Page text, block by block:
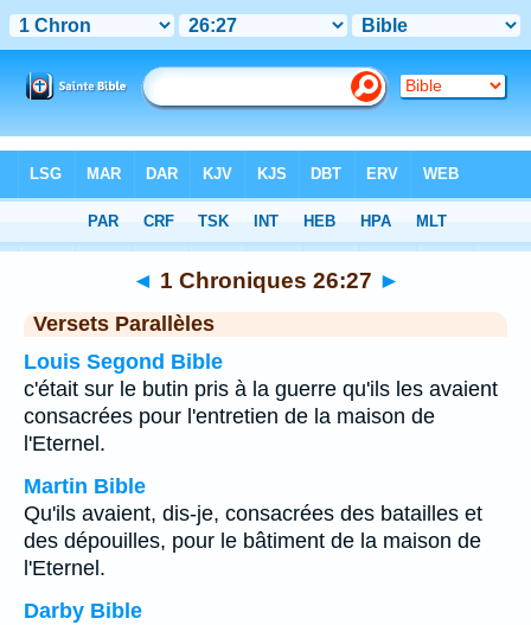
>Chapitre 26 > Verset 27
◄ 1 Chroniques 26:27 ►
Versets Parallèles
Louis Segond Bible
c'était sur le butin pris à la guerre qu'ils les avaient
consacrées pour l'entretien de la maison de
l'Eternel.
Martin Bible
Qu'ils avaient, dis-je, consacrées des batailles et
des dépouilles, pour le bâtiment de la maison de
l'Eternel.
Darby Bible